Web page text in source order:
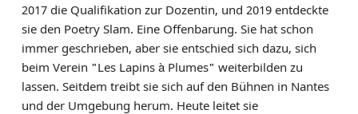
2017 die Qualifikation zur Dozentin, und 2019 entdeckte
sie den Poetry Slam. Eine Offenbarung. Sie hat schon
immer geschrieben, aber sie entschied sich dazu, sich
beim Verein "Les Lapins à Plumes" weiterbilden zu
lassen. Seitdem treibt sie sich auf den Bühnen in Nantes
und der Umgebung herum. Heute leitet sie